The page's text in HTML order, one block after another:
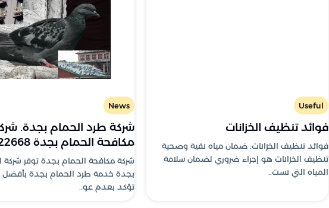
Useful
فوائد تنظيف الخزانات
فوائد تنظيف الخزانات: ضمان مياه نقية وصحية
تنظيف الخزانات هو إجراء ضروري لضمان سلامة
المياه التي نست..
News
شركة طرد الحمام بجدة.
مكافحة الحمام بجدة 0552322668
شركة مكافحة الحمام بجدة توفر
بجدة خدمة طرد الحمام بجدة بأفضل
تؤكد بعدم عو..